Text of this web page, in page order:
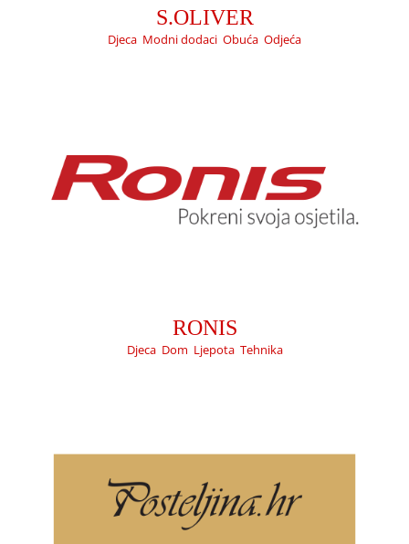
S.OLIVER
Djeca Modni dodaci Obuća Odjeća
Djeca Dom Ljepota Tehnika
RONIS
Djeca, Dom Ljepota, Tehnika
Djeca Dom